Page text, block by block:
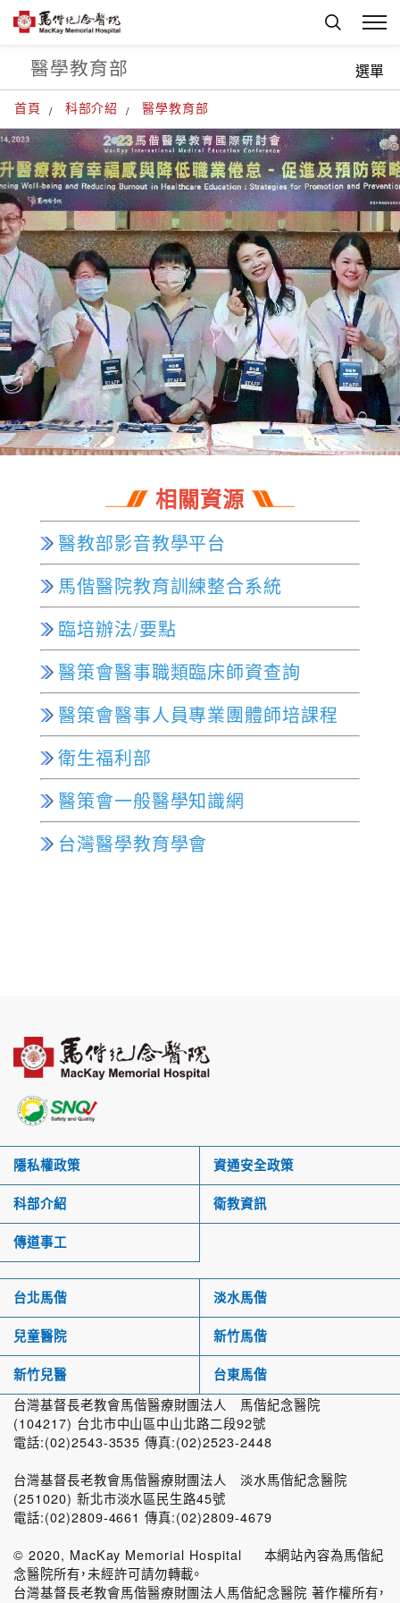
首頁 科部介紹 醫學教育部
醫學教育部 選單
相關資源
醫教部影音教學平台
馬偕醫院教育訓練整合系統
臨培辦法/要點
醫策會醫事職類臨床師資查詢
醫策會醫事人員專業團體師培課程
衛生福利部
醫策會一般醫學知識網
台灣醫學教育學會
隱私權政策 資通安全政策
科部介紹 衛教資訊
傳道事工
台北馬偕 淡水馬偕
兒童醫院 新竹馬偕
新竹兒醫 台東馬偕
台灣基督長老教會馬偕醫療財團法人 馬偕紀念醫院
(104217) 台北市中山區中山北路二段92號
電話:(02)2543-3535 傳真:(02)2523-2448
台灣基督長老教會馬偕醫療財團法人 淡水馬偕紀念醫院
(251020) 新北市淡水區民生路45號
電話:(02)2809-4661 傳真:(02)2809-4679
© 2020, MacKay Memorial Hospital 本網站內容為馬偕紀
念醫院所有，未經許可請勿轉載。
台灣基督長老教會馬偕醫療財團法人馬偕紀念醫院 著作權所有，